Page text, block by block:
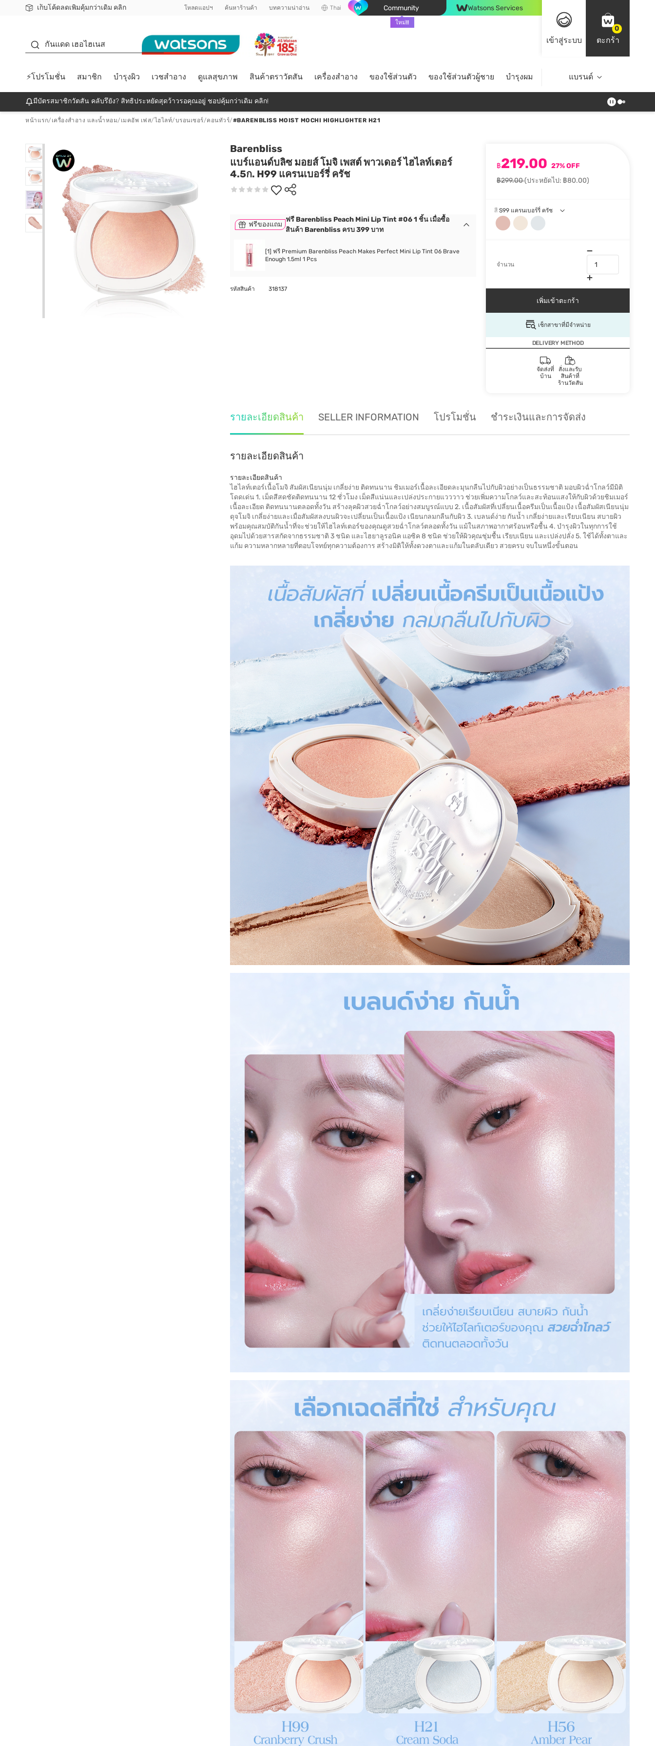
เก็บโค้ดลดเพิ่มคุ้มกว่าเดิม คลิก
ชอปออนไลน์ครั้งแรก ลดเพิ่มจุก ๆ 10%! 🎉
📦ส่งฟรี! เมื่อชอป 499฿
สมาชิกวัตสัน คลับดียังไง? โหลดแอปฯ ค้นหาร้านค้า บทความน่าอ่าน Thai Community
ใหม่!!
Watsons Services
เข้าสู่ระบบ
0
ตะกร้า
กันแดด เฮอไฮเนส
⚡โปรโมชั่น สมาชิก บำรุงผิว เวชสำอาง ดูแลสุขภาพ สินค้าตราวัตสัน เครื่องสำอาง ของใช้ส่วนตัว ของใช้ส่วนตัวผู้ชาย บำรุงผม ไลฟ์สไตล์ Top Brands
แบรนด์
มีบัตรสมาชิกวัตสัน คลับรึยัง? สิทธิประหยัดสุดว้าวรอคุณอยู่ ชอปคุ้มกว่าเดิม คลิก!
หน้าแรก/ เครื่องสำอาง และน้ำหอม/ เมคอัพ เฟส/ไฮไลท์/บรอนเซอร์/คอนทัวร์/#BARENBLISS MOIST MOCHI HIGHLIGHTER H21
Barenbliss
แบร์แอนด์บลิซ มอยส์ โมจิ เพสต์ พาวเดอร์ ไฮไลท์เตอร์
4.5ก. H99 แครนเบอร์รี่ ครัช
฿219.00 27% OFF
฿299.00(ประหยัดไป: ฿80.00)
สี S99 แครนเบอร์รี่ ครัช
จำนวน
เพิ่มเข้าตะกร้า
เช็กสาขาที่มีจำหน่าย
DELIVERY METHOD
จัดส่งที่
บ้าน
สั่งและรับ
สินค้าที่
ร้านวัตสัน
ฟรีของแถม
ฟรี Barenbliss Peach Mini Lip Tint #06 1 ชิ้น เมื่อซื้อ
สินค้า Barenbliss ครบ 399 บาท
[1] ฟรี Premium Barenbliss Peach Makes Perfect Mini Lip Tint 06 Brave
Enough 1.5ml 1 Pcs
รหัสสินค้า 318137
รายละเอียดสินค้า SELLER INFORMATION โปรโมชั่น ชำระเงินและการจัดส่ง
รายละเอียดสินค้า
รายละเอียดสินค้า
ไฮไลท์เตอร์เนื้อโมจิ สัมผัสเนียนนุ่ม เกลี่ยง่าย ติดทนนาน ชิมเมอร์เนื้อละเอียดละมุนกลืนไปกับผิวอย่างเป็นธรรมชาติ มอบผิวฉ่ำโกลว์มีมิติ
โดดเด่น 1. เม็ดสีสดชัดติดทนนาน 12 ชั่วโมง เม็ดสีแน่นและเปล่งประกายแวววาว ช่วยเพิ่มความโกลว์และสะท้อนแสงให้กับผิวด้วยชิมเมอร์
เนื้อละเอียด ติดทนนานตลอดทั้งวัน สร้างลุคผิวสวยฉ่ำโกลว์อย่างสมบูรณ์แบบ 2. เนื้อสัมผัสที่เปลี่ยนเนื้อครีมเป็นเนื้อแป้ง เนื้อสัมผัสเนียนนุ่ม
ดุจโมจิ เกลี่ยง่ายและเมื่อสัมผัสลงบนผิวจะเปลี่ยนเป็นเนื้อแป้ง เนียนกลมกลืนกับผิว 3. เบลนด์ง่าย กันน้ำ เกลี่ยง่ายและเรียบเนียน สบายผิว
พร้อมคุณสมบัติกันน้ำที่จะช่วยให้ไฮไลท์เตอร์ของคุณดูสวยฉ่ำโกลว์ตลอดทั้งวัน แม้ในสภาพอากาศร้อนหรือชื้น 4. บำรุงผิวในทุกการใช้
อุดมไปด้วยสารสกัดจากธรรมชาติ 3 ชนิด และไฮยาลูรอนิค แอซิค 8 ชนิด ช่วยให้ผิวคุณชุ่มชื้น เรียบเนียน และเปล่งปลั่ง 5. ใช้ได้ทั้งตาและ
แก้ม ความหลากหลายที่ตอบโจทย์ทุกความต้องการ สร้างมิติให้ทั้งดวงตาและแก้มในตลับเดียว สวยครบ จบในหนึ่งขั้นตอน